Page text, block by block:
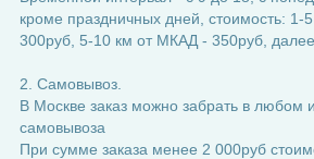
кроме праздничных дней, стоимость: 1-
300руб, 5-10 км от МКАД - 350руб, далее
2. Самовывоз.
В Москве заказ можно забрать в любом
самовывоза
При сумме заказа менее 2 000руб